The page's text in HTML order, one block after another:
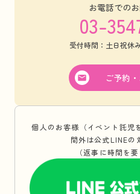
お電話での
03-
受付時間：土日祝休
ご予約
個人のお客様（イベント託児
間外は公式LINEの
（返事に時間を